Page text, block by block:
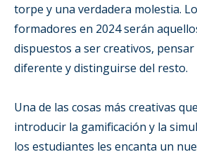
torpe y una verdadera molestia.
formadores en 2024 serán
dispuestos a ser creativos, pensar
diferente y distinguirse del resto.
Una de las cosas más creativas
introducir la gamificación y la
los estudiantes les encanta un